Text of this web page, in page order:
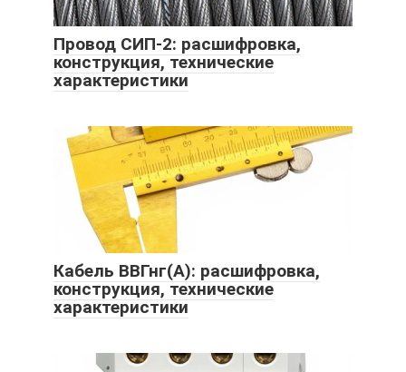
Провод СИП-2: расшифровка,
конструкция, технические
характеристики
Кабель ВВГнг(A): расшифровка,
конструкция, технические
характеристики